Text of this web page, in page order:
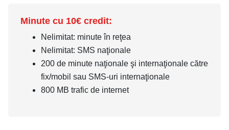
Minute cu 10€ credit:
Nelimitat: minute în reţea
Nelimitat: SMS naţionale
200 de minute naţionale şi internaţionale către
fix/mobil sau SMS-uri internaţionale
800 MB trafic de internet